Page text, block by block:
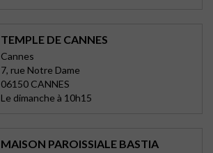
TEMPLE DE CANNES
Cannes
7, rue Notre Dame
06150 CANNES
Le dimanche à 10h15
MAISON PAROISSIALE BASTIA